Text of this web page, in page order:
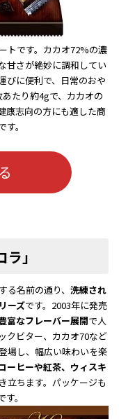
トです。カカオ72%の濃
甘さが絶妙に調和してい
びに便利で、日常のおや
たり約4gで、カカオの
康志向の方にも適した商
。
」
名前の通り、 洗練され
ーズです。2003年に発売
富なフレーバー展開で人
クビター、カカオ70など
場し、幅広い味わいを楽
ーヒーや紅茶、ウィスキ
立ちます。パッケージも
。